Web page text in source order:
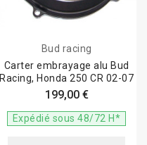
Bud racing
Carter embrayage alu Bud
Racing, Honda 250 CR 02-07
199,00 €
Expédié sous 48/72 H*